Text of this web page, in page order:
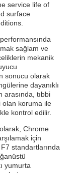
service life of
surface
sağlam ve
mekanik
sonucu olarak
dayanıklı
tıbbi
olan koruma ile
kontrol edilir.
Chrome
için
standartlarında
yumurta